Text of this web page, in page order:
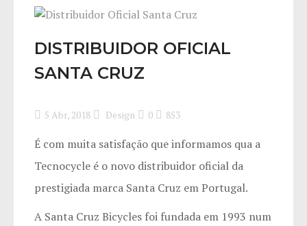
DISTRIBUIDOR OFICIAL
SANTA CRUZ
5 Abr, 2018 Design 0 853
É com muita satisfação que informamos qua a
Tecnocycle é o novo distribuidor oficial da
prestigiada marca Santa Cruz em Portugal.
A Santa Cruz Bicycles foi fundada em 1993 num